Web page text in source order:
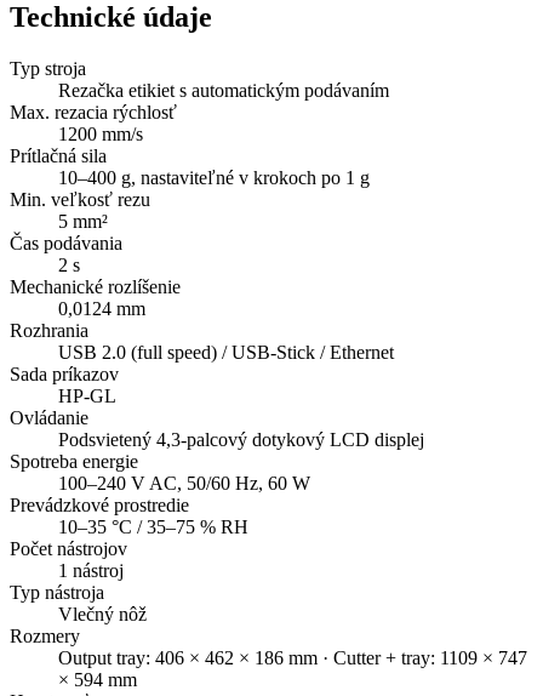
Technické údaje
Typ stroja
Rezačka etikiet s automatickým podávaním
Max. rezacia rýchlosť
1200 mm/s
Prítlačná sila
10–400 g, nastaviteľné v krokoch po 1 g
Min. veľkosť rezu
5 mm²
Čas podávania
2 s
Mechanické rozlíšenie
0,0124 mm
Rozhrania
USB 2.0 (full speed) / USB-Stick / Ethernet
Sada príkazov
HP-GL
Ovládanie
Podsvietený 4,3-palcový dotykový LCD displej
Spotreba energie
100–240 V AC, 50/60 Hz, 60 W
Prevádzkové prostredie
10–35 °C / 35–75 % RH
Počet nástrojov
1 nástroj
Typ nástroja
Vlečný nôž
Rozmery
Output tray: 406 × 462 × 186 mm · Cutter + tray: 1109 × 747
× 594 mm